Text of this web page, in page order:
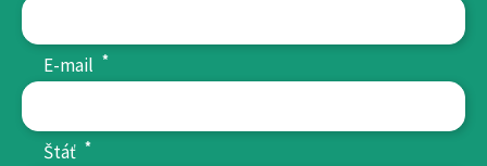
E-mail *
Štáť *